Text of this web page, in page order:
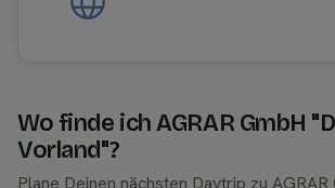
Wo finde ich AGRAR GmbH
Vorland"?
Plane Deinen nächsten Daytrip zu